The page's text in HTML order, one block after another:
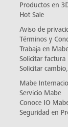
Productos en
Hot Sale
Aviso de
Términos y
Trabaja en
Solicitar factura
Solicitar
Mabe
Servicio Mabe
Conoce IO
Seguridad en